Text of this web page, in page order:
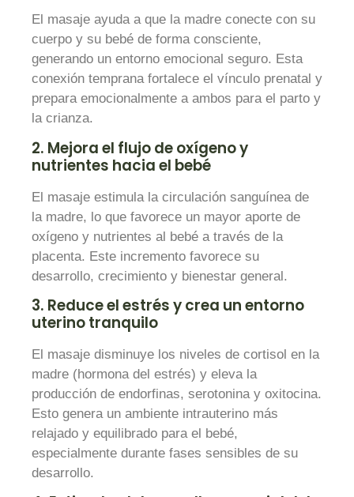
El masaje ayuda a que la madre conecte con su
cuerpo y su bebé de forma consciente,
generando un entorno emocional seguro. Esta
conexión temprana fortalece el vínculo prenatal y
prepara emocionalmente a ambos para el parto y
la crianza.
2. Mejora el flujo de oxígeno y
nutrientes hacia el bebé
El masaje estimula la circulación sanguínea de
la madre, lo que favorece un mayor aporte de
oxígeno y nutrientes al bebé a través de la
placenta. Este incremento favorece su
desarrollo, crecimiento y bienestar general.
3. Reduce el estrés y crea un entorno
uterino tranquilo
El masaje disminuye los niveles de cortisol en la
madre (hormona del estrés) y eleva la
producción de endorfinas, serotonina y oxitocina.
Esto genera un ambiente intrauterino más
relajado y equilibrado para el bebé,
especialmente durante fases sensibles de su
desarrollo.